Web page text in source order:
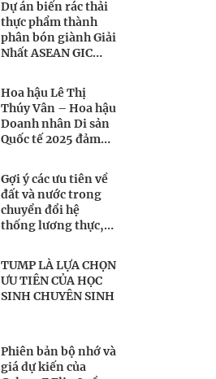
làm trung tâm
Dự án biến rác thải
thực phẩm thành
phân bón giành Giải
Nhất ASEAN GIC
Hoa hậu Lê Thị
Thúy Vân – Hoa hậu
Doanh nhân Di sản
Quốc tế 2025 đảm
giám khảo quyền
lực tại Miss
International All-
Round
Businesswoman
Gợi ý các ưu tiên về
đất và nước trong
chuyển đổi hệ
thống lương thực,
Nam theo FAO
Roadmap
TUMP LÀ LỰA CHỌN
ƯU TIÊN CỦA HỌC
SINH CHUYÊN SINH
Phiên bản bộ nhớ và
giá dự kiến của